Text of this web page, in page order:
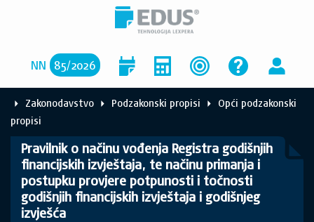
NN 85/2026
Zakonodavstvo Podzakonski propisi
Opći podzakonski
propisi
Pravilnik o načinu vođenja Registra godišnjih
financijskih izvještaja, te načinu primanja i
postupku provjere potpunosti i točnosti
godišnjih financijskih izvještaja i godišnjeg
izvješća